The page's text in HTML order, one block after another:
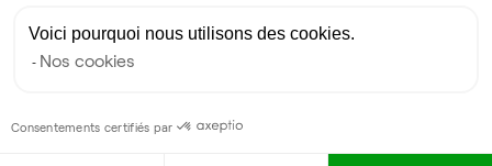
Voici pourquoi nous utilisons des cookies.
Nos cookies
Consentements certifiés par